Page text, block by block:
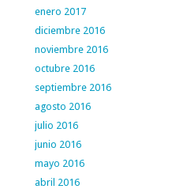
enero 2017
diciembre 2016
noviembre 2016
octubre 2016
septiembre 2016
agosto 2016
julio 2016
junio 2016
mayo 2016
abril 2016